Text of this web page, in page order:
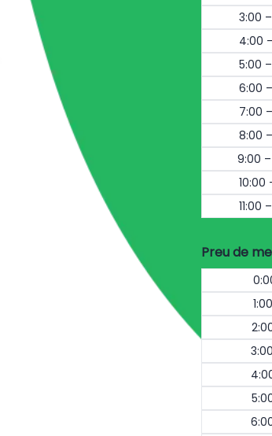
3:00
4:00
5:00
6:00
7:00
8:00
9:00 –
10:00
11:00
Preu de